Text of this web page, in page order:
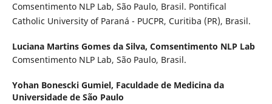
Comsentimento NLP Lab, São Paulo, Brasil. Pontifical
Catholic University of Paraná - PUCPR, Curitiba (PR), Brasil.
Luciana Martins Gomes da Silva, Comsentimento NLP Lab
Comsentimento NLP Lab, São Paulo, Brasil.
Yohan Bonescki Gumiel, Faculdade de Medicina da
Universidade de São Paulo